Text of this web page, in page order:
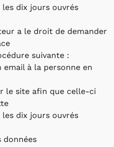
dix jours ouvrés
a le droit de demander
suivante :
à la personne en
le site afin que celle-ci
dix jours ouvrés